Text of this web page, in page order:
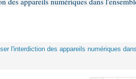
l'interdiction des appareils numériques